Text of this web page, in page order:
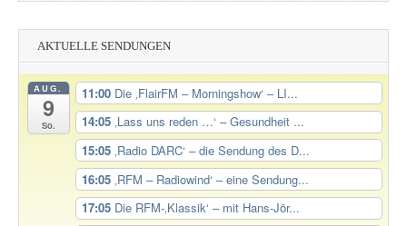
AKTUELLE SENDUNGEN
AUG.
9
So.
11:00 Die ‚FlairFM – Morningshow‘ – LI...
14:05 ‚Lass uns reden …‘ – Gesundheit ...
15:05 ‚Radio DARC‘ – die Sendung des D...
16:05 ‚RFM – Radiowind‘ – eine Sendung...
17:05 Die RFM-‚Klassik‘ – mit Hans-Jör...